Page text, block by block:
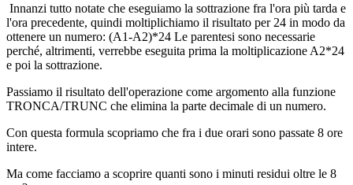
Innanzi tutto notate che eseguiamo la sottrazione fra l'ora più tarda e
l'ora precedente, quindi moltiplichiamo il risultato per 24 in modo da
ottenere un numero: (A1-A2)*24 Le parentesi sono necessarie
perché, altrimenti, verrebbe eseguita prima la moltiplicazione A2*24
e poi la sottrazione.
Passiamo il risultato dell'operazione come argomento alla funzione
TRONCA/TRUNC che elimina la parte decimale di un numero.
Con questa formula scopriamo che fra i due orari sono passate 8 ore
intere.
Ma come facciamo a scoprire quanti sono i minuti residui oltre le 8